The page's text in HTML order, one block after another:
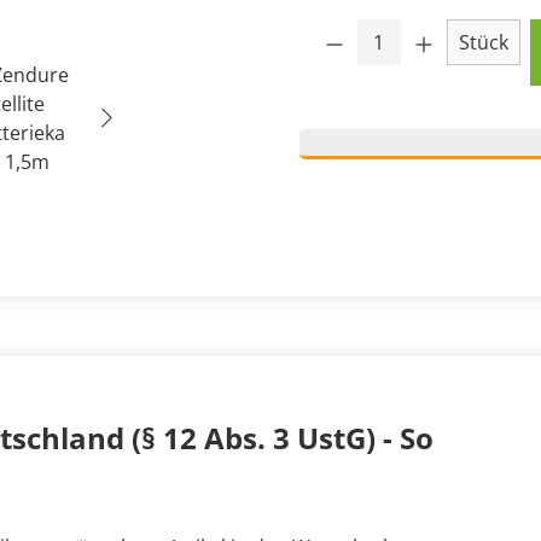
Produkt Stück
(§ 12 Abs. 3 UstG) - So